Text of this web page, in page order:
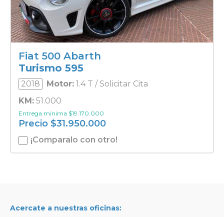
Fiat 500 Abarth
Turismo 595
2018 Motor: 1.4 T / Solicitar Cita
KM: 51.000
Entrega mínima $19.170.000
Precio $31.950.000
¡Comparalo con otro!
Acercate a nuestras oficinas: